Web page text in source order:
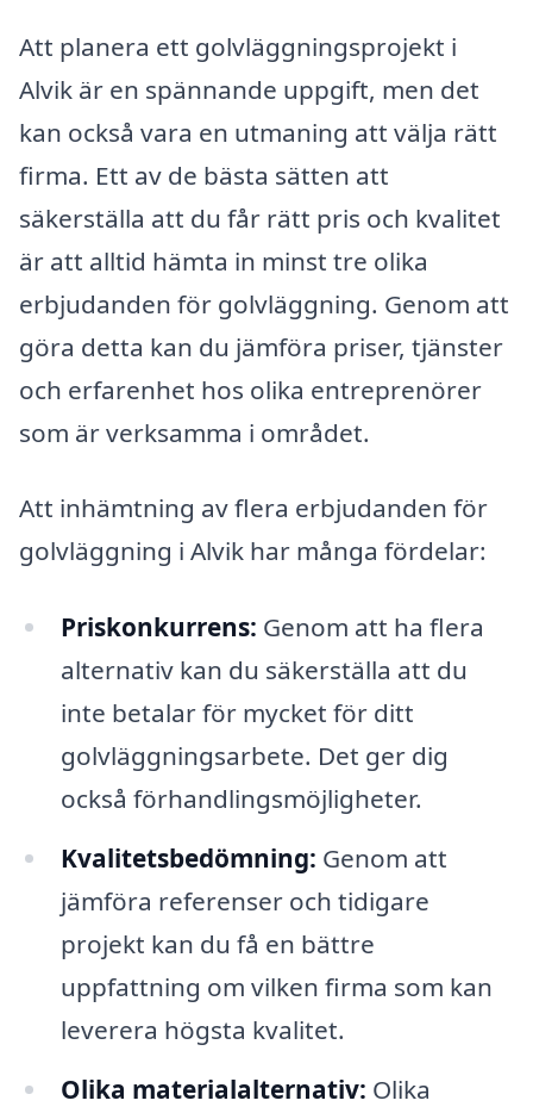
Att planera ett golvläggningsprojekt i
Alvik är en spännande uppgift, men det
kan också vara en utmaning att välja rätt
firma. Ett av de bästa sätten att
säkerställa att du får rätt pris och kvalitet
är att alltid hämta in minst tre olika
erbjudanden för golvläggning. Genom att
göra detta kan du jämföra priser, tjänster
och erfarenhet hos olika entreprenörer
som är verksamma i området.
Att inhämtning av flera erbjudanden för
golvläggning i Alvik har många fördelar:
Priskonkurrens: Genom att ha flera
alternativ kan du säkerställa att du
inte betalar för mycket för ditt
golvläggningsarbete. Det ger dig
också förhandlingsmöjligheter.
Kvalitetsbedömning: Genom att
jämföra referenser och tidigare
projekt kan du få en bättre
uppfattning om vilken firma som kan
leverera högsta kvalitet.
Olika materialalternativ: Olika